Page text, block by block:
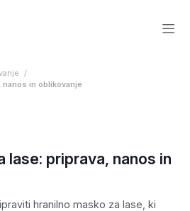
nanos in oblikovanje
lase: priprava, nanos in
hranilno masko za lase, ki